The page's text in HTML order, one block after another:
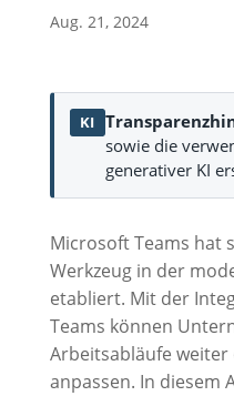
Aug. 21, 2024
KI
sowie die
generativer KI
Microsoft Teams hat
Werkzeug in der
etabliert. Mit der
Teams können
Arbeitsabläufe
anpassen. In diesem